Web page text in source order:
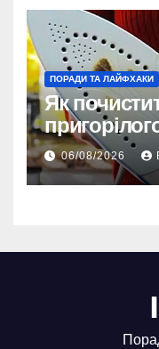
ПОРАДИ ТА ЛАЙФХАКИ
Як
06/08/2026